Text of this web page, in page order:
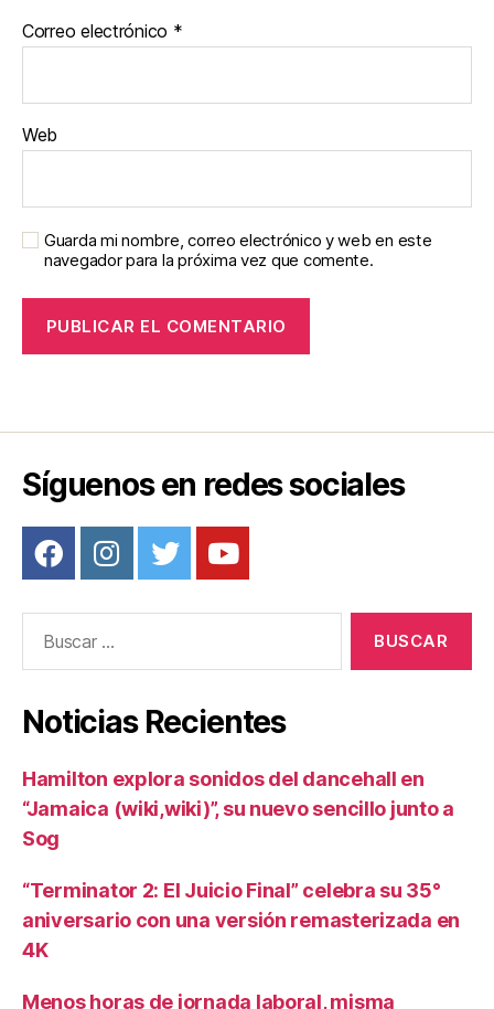
Correo electrónico *
Web
Guarda mi nombre, correo electrónico y web en este
navegador para la próxima vez que comente.
Síguenos en redes sociales
Noticias Recientes
Hamilton explora sonidos del dancehall en
“Jamaica (wiki,wiki)”, su nuevo sencillo junto a
Sog
“Terminator 2: El Juicio Final” celebra su 35°
aniversario con una versión remasterizada en
4K
Menos horas de jornada laboral, misma